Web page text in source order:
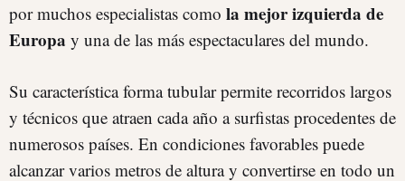
por muchos especialistas como la mejor izquierda de
Europa y una de las más espectaculares del mundo.
Su característica forma tubular permite recorridos largos
y técnicos que atraen cada año a surfistas procedentes de
numerosos países. En condiciones favorables puede
alcanzar varios metros de altura y convertirse en todo un